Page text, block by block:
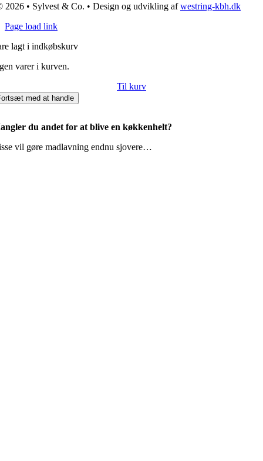
2026 • Sylvest & Co. • Design og udvikling afwestring-kbh.dk
Page load link
lagt i indkøbskurv
varer i kurven.
Til kurv
med at handle
du andet for at blive en køkkenhelt?
vil gøre madlavning endnu sjovere…